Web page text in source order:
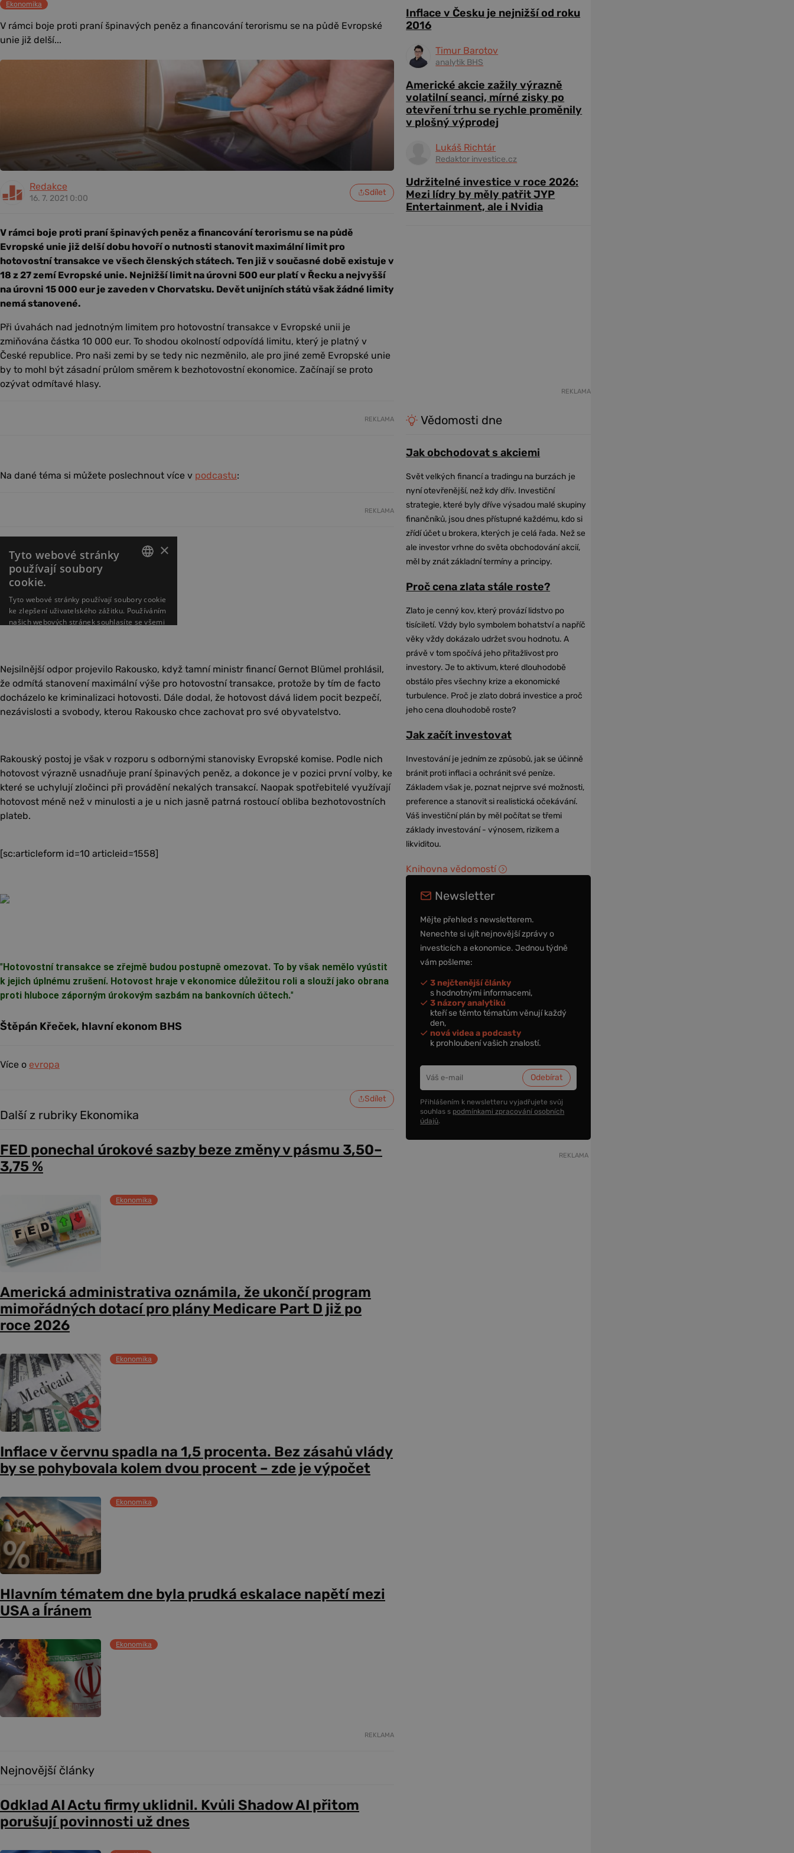
Ekonomika
V rámci boje proti praní špinavých peněz a financování terorismu se na půdě Evropské
unie již delší...
Redakce
16. 7. 2021 0:00
Sdílet
V rámci boje proti praní špinavých peněz a financování terorismu se na půdě
Evropské unie již delší dobu hovoří o nutnosti stanovit maximální limit pro
hotovostní transakce ve všech členských státech. Ten již v současné době existuje v
18 z 27 zemí Evropské unie. Nejnižší limit na úrovni 500 eur platí v Řecku a nejvyšší
na úrovni 15 000 eur je zaveden v Chorvatsku. Devět unijních států však žádné limity
nemá stanovené.
Při úvahách nad jednotným limitem pro hotovostní transakce v Evropské unii je
zmiňována částka 10 000 eur. To shodou okolností odpovídá limitu, který je platný v
České republice. Pro naši zemi by se tedy nic nezměnilo, ale pro jiné země Evropské unie
by to mohl být zásadní průlom směrem k bezhotovostní ekonomice. Začínají se proto
ozývat odmítavé hlasy.
REKLAMA
Na dané téma si můžete poslechnout více v podcastu:
REKLAMA
Nejsilnější odpor projevilo Rakousko, když tamní ministr financí Gernot Blümel prohlásil,
že odmítá stanovení maximální výše pro hotovostní transakce, protože by tím de facto
docházelo ke kriminalizaci hotovosti. Dále dodal, že hotovost dává lidem pocit bezpečí,
nezávislosti a svobody, kterou Rakousko chce zachovat pro své obyvatelstvo.
Rakouský postoj je však v rozporu s odbornými stanovisky Evropské komise. Podle nich
hotovost výrazně usnadňuje praní špinavých peněz, a dokonce je v pozici první volby, ke
které se uchylují zločinci při provádění nekalých transakcí. Naopak spotřebitelé využívají
hotovost méně než v minulosti a je u nich jasně patrná rostoucí obliba bezhotovostních
plateb.
[sc:articleform id=10 articleid=1558]
"Hotovostní transakce se zřejmě budou postupně omezovat. To by však nemělo vyústit
k jejich úplnému zrušení. Hotovost hraje v ekonomice důležitou roli a slouží jako obrana
proti hluboce záporným úrokovým sazbám na bankovních účtech."
Štěpán Křeček, hlavní ekonom BHS
Více o evropa
Sdílet
Další z rubriky Ekonomika
FED ponechal úrokové sazby beze změny v pásmu 3,50–
3,75 %
Ekonomika
Americká administrativa oznámila, že ukončí program
mimořádných dotací pro plány Medicare Part D již po
roce 2026
Ekonomika
Inflace v červnu spadla na 1,5 procenta. Bez zásahů vlády
by se pohybovala kolem dvou procent – zde je výpočet
Ekonomika
Hlavním tématem dne byla prudká eskalace napětí mezi
USA a Íránem
Ekonomika
REKLAMA
Nejnovější články
Odklad AI Actu firmy uklidnil. Kvůli Shadow AI přitom
porušují povinnosti už dnes
Inflace v Česku je nejnižší od roku
2016
Timur Barotov
analytik BHS
Americké akcie zažily výrazně
volatilní seanci, mírné zisky po
otevření trhu se rychle proměnily
v plošný výprodej
Lukáš Richtár
Redaktor investice.cz
Udržitelné investice v roce 2026:
Mezi lídry by měly patřit JYP
Entertainment, ale i Nvidia
REKLAMA
Vědomosti dne
Jak obchodovat s akciemi
Svět velkých financí a tradingu na burzách je
nyní otevřenější, než kdy dřív. Investiční
strategie, které byly dříve výsadou malé skupiny
finančníků, jsou dnes přístupné každému, kdo si
zřídí účet u brokera, kterých je celá řada. Než se
ale investor vrhne do světa obchodování akcií,
měl by znát základní termíny a principy.
Proč cena zlata stále roste?
Zlato je cenný kov, který provází lidstvo po
tisíciletí. Vždy bylo symbolem bohatství a napříč
věky vždy dokázalo udržet svou hodnotu. A
právě v tom spočívá jeho přitažlivost pro
investory. Je to aktivum, které dlouhodobě
obstálo přes všechny krize a ekonomické
turbulence. Proč je zlato dobrá investice a proč
jeho cena dlouhodobě roste?
Jak začít investovat
Investování je jedním ze způsobů, jak se účinně
bránit proti inflaci a ochránit své peníze.
Základem však je, poznat nejprve své možnosti,
preference a stanovit si realistická očekávání.
Váš investiční plán by měl počítat se třemi
základy investování - výnosem, rizikem a
likviditou.
Knihovna vědomostí
Newsletter
Mějte přehled s newsletterem.
Nenechte si ujít nejnovější zprávy o
investicích a ekonomice. Jednou týdně
vám pošleme:
3 nejčtenější články
s hodnotnými informacemi,
3 názory analytiků
kteří se těmto tématům věnují každý
den,
nová videa a podcasty
k prohloubení vašich znalostí.
Přihlášením k newsletteru vyjadřujete svůj
souhlas s podmínkami zpracování osobních
údajů.
REKLAMA